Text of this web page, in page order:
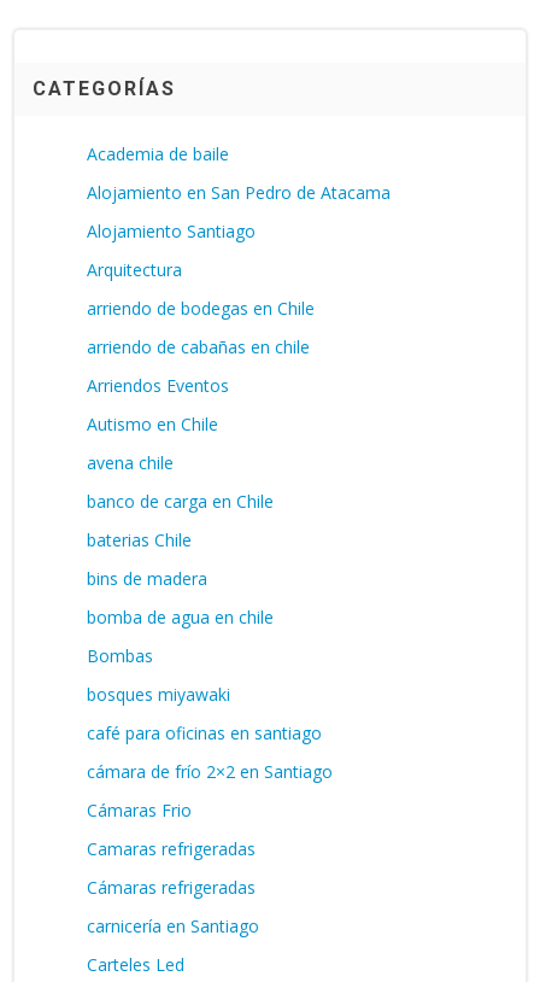
CATEGORÍAS
Academia de baile
Alojamiento en San Pedro de Atacama
Alojamiento Santiago
Arquitectura
arriendo de bodegas en Chile
arriendo de cabañas en chile
Arriendos Eventos
Autismo en Chile
avena chile
banco de carga en Chile
baterias Chile
bins de madera
bomba de agua en chile
Bombas
bosques miyawaki
café para oficinas en santiago
cámara de frío 2×2 en Santiago
Cámaras Frio
Camaras refrigeradas
Cámaras refrigeradas
carnicería en Santiago
Carteles Led